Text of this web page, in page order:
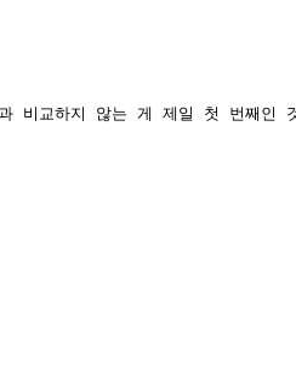
비교하지 않는 게 제일 첫 번째인